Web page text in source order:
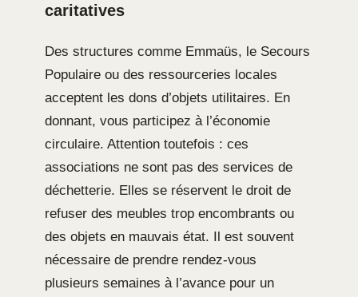
caritatives
Des structures comme Emmaüs, le Secours
Populaire ou des ressourceries locales
acceptent les dons d’objets utilitaires. En
donnant, vous participez à l’économie
circulaire. Attention toutefois : ces
associations ne sont pas des services de
déchetterie. Elles se réservent le droit de
refuser des meubles trop encombrants ou
des objets en mauvais état. Il est souvent
nécessaire de prendre rendez-vous
plusieurs semaines à l’avance pour un